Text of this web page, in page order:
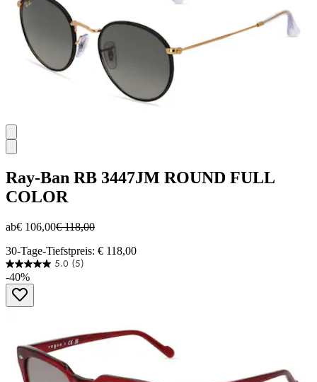
Ray-Ban RB 3447JM ROUND FULL
COLOR
ab€ 106,00€ 118,00
30-Tage-Tiefstpreis: € 118,00
5.0 (5)
5.0
von
Sternen.
-40%